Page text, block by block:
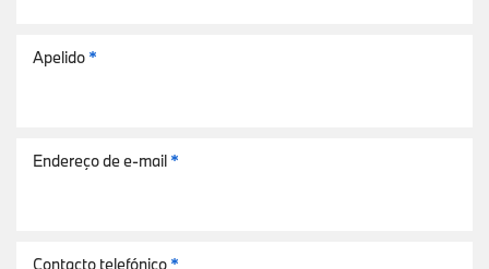
Apelido *
Endereço de e-mail *
Contacto telefónico *